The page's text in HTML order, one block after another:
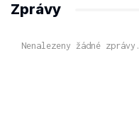
Zprávy
Nenalezeny žádné zprávy.